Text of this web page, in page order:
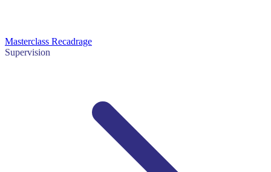
Masterclass Recadrage
Supervision